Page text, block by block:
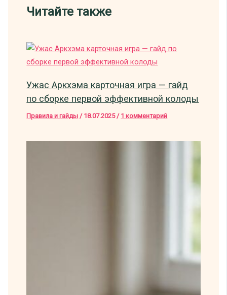
Читайте также
Ужас Аркхэма карточная игра — гайд
по сборке первой эффективной колоды
Правила и гайды / 18.07.2025 / 1 комментарий